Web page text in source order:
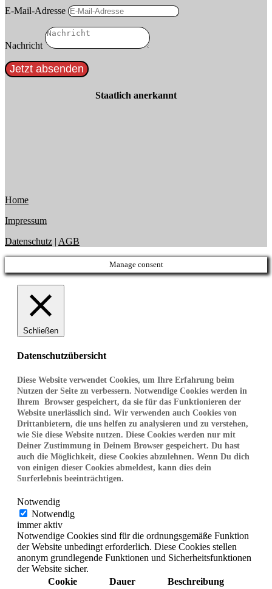
E-Mail-Adresse
Nachricht
Jetzt absenden
Staatlich anerkannt
Home
Impressum
Datenschutz | AGB
Manage consent
Schließen
Datenschutzübersicht
Diese Website verwendet Cookies, um Ihre Erfahrung beim
Nutzen der Seite zu verbessern. Notwendige Cookies werden in
Ihrem Browser gespeichert, da sie für das Funktionieren der
Website unerlässlich sind. Wir verwenden auch Cookies von
Drittanbietern, die uns helfen zu analysieren und zu verstehen,
wie Sie diese Website nutzen. Diese Cookies werden nur mit
Deiner Zustimmung in Deinem Browser gespeichert. Du hast
auch die Möglichkeit, diese Cookies abzulehnen. Wenn Du dich
von einigen dieser Cookies abmeldest, kann dies dein
Surferlebnis beeinträchtigen.
Notwendig
Notwendig
immer aktiv
Notwendige Cookies sind für die ordnungsgemäße Funktion
der Website unbedingt erforderlich. Diese Cookies stellen
anonym grundlegende Funktionen und Sicherheitsfunktionen
der Website sicher.
Cookie
Dauer Beschreibung